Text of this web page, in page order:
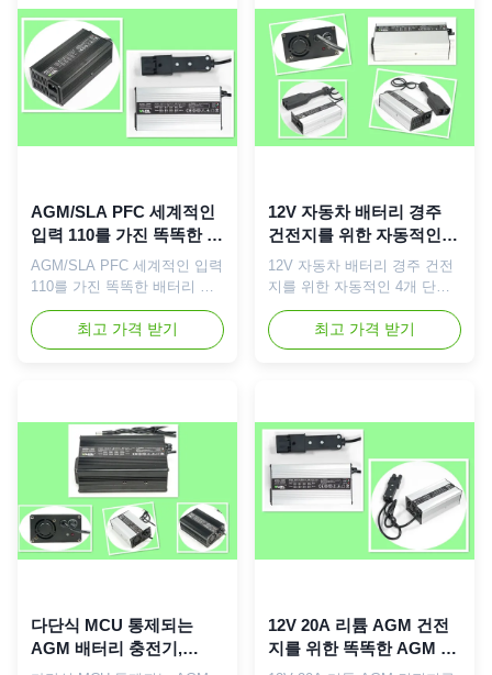
똑한 최대 위탁 전압은 SLA 유
형 건전지 AGM 건전지를 위한
72/73.5V입니다. 미리충전,
CC, CV 및 뜨 단계로 위탁하
는 지적인 4개 단계는 고능률
및 pretect와 더불어, 이 충전
기 위탁할 때 빠르고 안전할 것
은 SLA 유형 건전지 AGM 건
전지를 위한 57.6/58.8V입니
다. 미리충전, CC, CV 및 뜨 단
계로 위탁하는 지적인 4개 단
계는 고능률 및 pretect와 더불
어, 이 충전기 위탁할 때 빠르
고 안전할 것이 당신의 배터리
AGM/SLA PFC 세계적인
입력 110를 가진 똑똑한 배
터리 충전기 48V 5A -
230Vac
AGM/SLA PFC 세계적인 입력
110를 가진 똑똑한 배터리 충
전기 48V 5A - 230Vac 간단한
설명: 밀봉한 납축 전지 충전기
는 48 볼트 230Vac에 PFC 세
탁 전압은 SLA 유형 건전지
AGM 건전지를 위한 58.8V입
니다. 미리충전, CC, CV 및 뜨
단계로 위탁하는 지적인 4개
단계는 고능률 및 pretect와 더
불어, 이 충전기 위탁할 때 빠
르고 안전할 것이 당신의 배터
최고 가격 받기
12V 자동차 배터리 경주
건전지를 위한 자동적인 4
개 단계 AGM 건전지 똑똑
한 충전기 10A
12V 자동차 배터리 경주 건전
지를 위한 자동적인 4개 단계
AGM 건전지 똑똑한 충전기
10A 간단한 설명: 밀봉한 납축
전지 충전기는 12 볼트
똑똑한 최대 위탁 전압은 밀봉
한 지도 산성 유형 건전지
14.4V AGM 건전지를 위한
14.7V입니다. 미리충전, CC,
CV 그리고 뜨/물방울 단계로
위탁하는 지적인 4개의 단계는
고능률 및 pretect와 더불어,
최고 가격 받기
다단식 MCU 통제되는
AGM 배터리 충전기,
AGM SLA 배터리 충전기
12V 20A 리튬 AGM 건전
지를 위한 똑똑한 AGM 깊
은 주기 배터리 충전기 고